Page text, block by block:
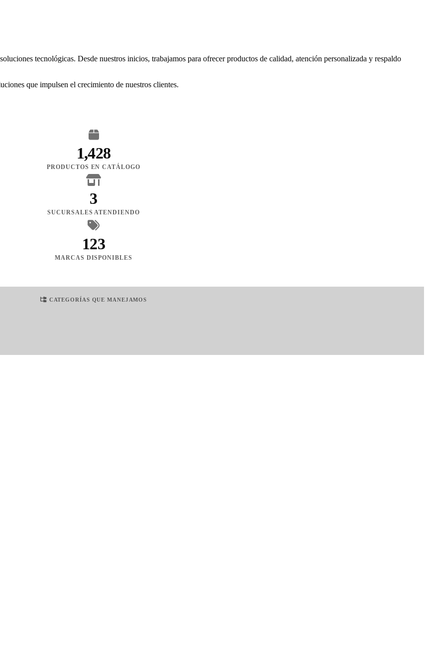
tecnológicas. Desde nuestros inicios, trabajamos para ofrecer productos de calidad, atención personalizada y respaldo
que impulsen el crecimiento de nuestros clientes.
1,428
PRODUCTOS EN CATÁLOGO
3
SUCURSALES ATENDIENDO
123
MARCAS DISPONIBLES
CATEGORÍAS QUE MANEJAMOS